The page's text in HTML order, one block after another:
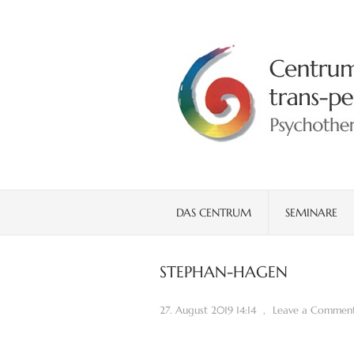
DAS CENTRUM SEMINARE
STEPHAN-HAGEN
27. August 2019 14:14 , Leave a